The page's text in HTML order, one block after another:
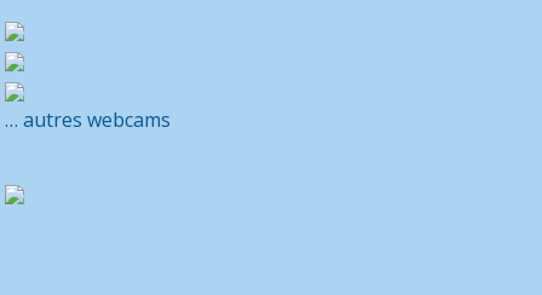
… autres webcams